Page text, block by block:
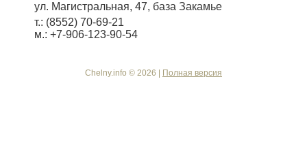
ул. Магистральная, 47, база Закамье
т.: (8552) 70-69-21
м.: +7-906-123-90-54
Chelny.info © 2026 | Полная версия